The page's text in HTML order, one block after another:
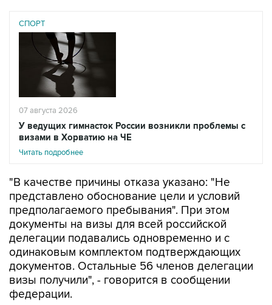
СПОРТ
07 августа 2026
У ведущих гимнасток России возникли проблемы с
визами в Хорватию на ЧЕ
Читать подробнее
"В качестве причины отказа указано: "Не
представлено обоснование цели и условий
предполагаемого пребывания". При этом
документы на визы для всей российской
делегации подавались одновременно и с
одинаковым комплектом подтверждающих
документов. Остальные 56 членов делегации
визы получили", - говорится в сообщении
федерации.